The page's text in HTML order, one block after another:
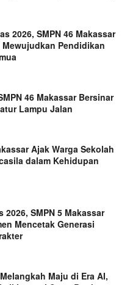
2026, SMPN 46 Makassar
Pendidikan
46 Makassar Bersinar
Lampu Jalan
Ajak Warga Sekolah
dalam Kehidupan
2026, SMPN 5 Makassar
Mencetak Generasi
Maju di Era AI,